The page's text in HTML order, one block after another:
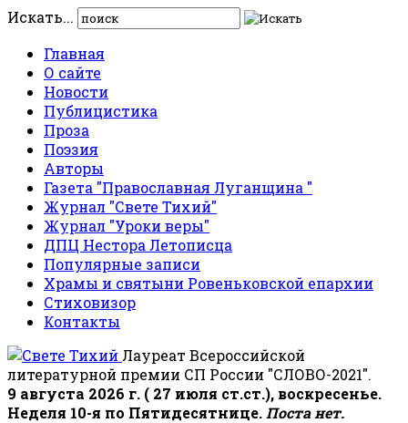
Искать...
Главная
О сайте
Новости
Публицистика
Проза
Поэзия
Авторы
Газета "Православная Луганщина "
Журнал "Свете Тихий"
Журнал "Уроки веры"
ДПЦ Нестора Летописца
Популярные записи
Храмы и святыни Ровеньковской епархии
Стиховизор
Контакты
Лауреат Всероссийской
литературной премии СП России "СЛОВО-2021".
9 августа 2026 г. ( 27 июля ст.ст.), воскресенье.
Неделя 10-я по Пятидесятнице. Поста нет.